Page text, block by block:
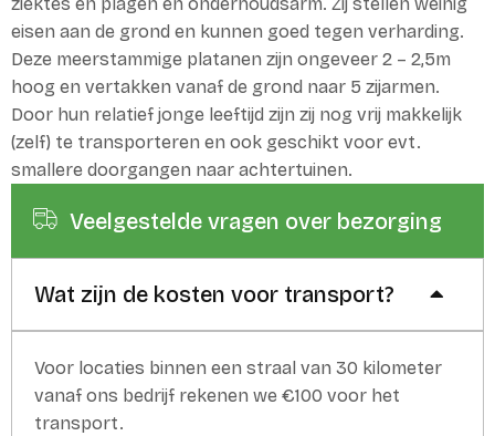
eisen aan de grond en kunnen goed tegen verharding.
Deze meerstammige platanen zijn ongeveer 2 – 2,5m
hoog en vertakken vanaf de grond naar 5 zijarmen.
Door hun relatief jonge leeftijd zijn zij nog vrij makkelijk
(zelf) te transporteren en ook geschikt voor evt.
smallere doorgangen naar achtertuinen.
Veelgestelde vragen over bezorging
Wat zijn de kosten voor transport?
Voor locaties binnen een straal van 30 kilometer
vanaf ons bedrijf rekenen we €100 voor het
transport.